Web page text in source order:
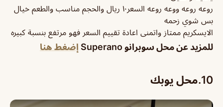
روعه روعه ووعه روعه السعر١٠ ريال والحجم مناسب والطعم خيال
بس شوي زحمه
الايسكريم ممتاز واتمنى اعادة تقييم السعر فهو مرتفع بنسبة كبيره
للمزيد عن محل سوبرانو Superano إضغط هنا
10. محل يوبك